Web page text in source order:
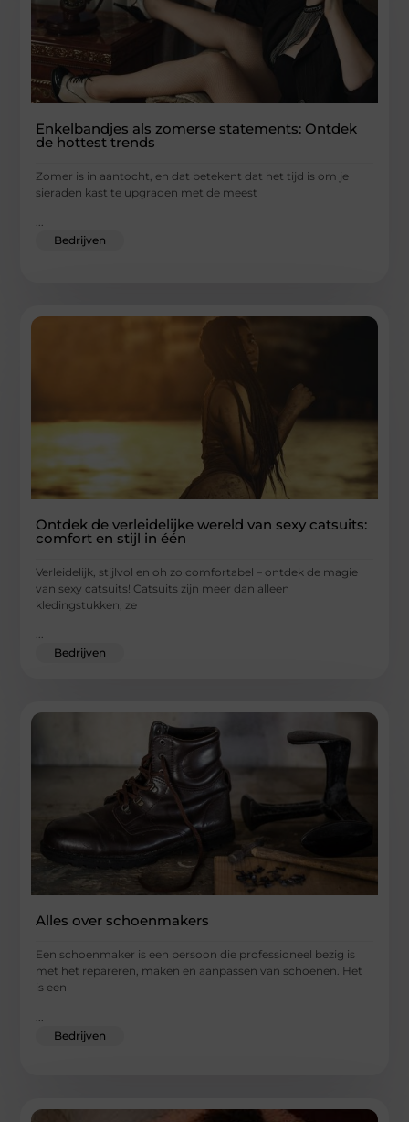
Enkelbandjes als zomerse statements: Ontdek
de hottest trends
Zomer is in aantocht, en dat betekent dat het tijd is om je
sieraden kast te upgraden met de meest
...
Bedrijven
Ontdek de verleidelijke wereld van sexy catsuits:
comfort en stijl in één
Verleidelijk, stijlvol en oh zo comfortabel – ontdek de magie
van sexy catsuits! Catsuits zijn meer dan alleen
kledingstukken; ze
...
Bedrijven
Alles over schoenmakers
Een schoenmaker is een persoon die professioneel bezig is
met het repareren, maken en aanpassen van schoenen. Het
is een
Bedrijven